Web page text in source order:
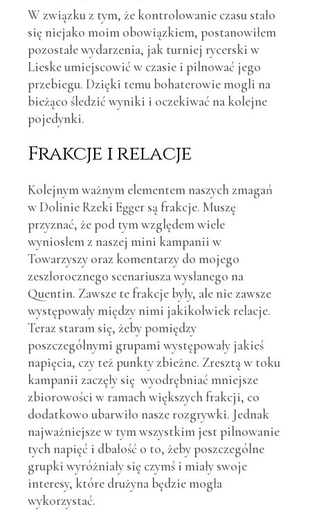
W związku z tym, że kontrolowanie czasu stało
się niejako moim obowiązkiem, postanowiłem
pozostałe wydarzenia, jak turniej rycerski w
Lieske umiejscowić w czasie i pilnować jego
przebiegu. Dzięki temu bohaterowie mogli na
bieżąco śledzić wyniki i oczekiwać na kolejne
pojedynki.
Frakcje i relacje
Kolejnym ważnym elementem naszych zmagań
w Dolinie Rzeki Egger są frakcje. Muszę
przyznać, że pod tym względem wiele
wyniosłem z naszej mini kampanii w
Towarzyszy oraz komentarzy do mojego
zeszłorocznego scenariusza wysłanego na
Quentin. Zawsze te frakcje były, ale nie zawsze
występowały między nimi jakikolwiek relacje.
Teraz staram się, żeby pomiędzy
poszczególnymi grupami występowały jakieś
napięcia, czy też punkty zbieżne. Zresztą w toku
kampanii zaczęły się wyodrębniać mniejsze
zbiorowości w ramach większych frakcji, co
dodatkowo ubarwiło nasze rozgrywki. Jednak
najważniejsze w tym wszystkim jest pilnowanie
tych napięć i dbałość o to, żeby poszczególne
grupki wyróżniały się czymś i miały swoje
interesy, które drużyna będzie mogła
wykorzystać.